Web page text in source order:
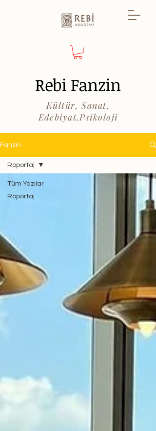
Rebi Fanzin
Kültür, Sanat,
Edebiyat,Psikoloji
Fanzin
Tüm Yazılar
Röportaj
Röportaj